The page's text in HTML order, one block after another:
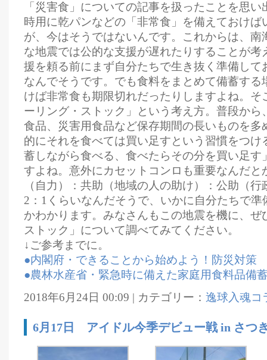
「災害食」についての記事を扱ったことを思
時用に乾パンなどの「非常食」を備えておけば
が、今はそうではないんです。これからは、南
な地震では公的な支援が遅れたりすることが考
援を頼る前にまず自分たちで生き抜く準備して
なんでそうです。でも食料をまとめて備蓄する
けば非常食も期限切れだったりしますよね。そ
ーリング・ストック」という考え方。普段から
食品、災害用食品など保存期間の長いものを多
的にそれを食べては買い足すという習慣をつけ
蓄しながら食べる、食べたらその分を買い足す
すよね。意外にカセットコンロも重要なんだと
（自力）：共助（地域の人の助け）：公助（
2：1くらいなんだそうで、いかに自分たちで
かわかります。みなさんもこの地震を機に、ぜ
ストック」について調べてみてください。
↓ご参考までに。
●内閣府・できることから始めよう！防災対策
●農林水産省・緊急時に備えた家庭用食料品備
2018年6月24日 00:09 | カテゴリー： 逸球入魂コ
6月17日 アイドル今季デビュー戦 in さつ